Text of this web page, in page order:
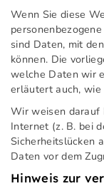
Wenn Sie diese
sind Daten, mit
können. Die
welche Daten wir
erläutert auch, wie
Wir weisen darauf
Internet (z. B. bei
Sicherheitslücken
Daten vor dem
Hinweis zur